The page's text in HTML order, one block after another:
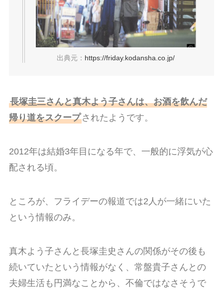
出典元： https://friday.kodansha.co.jp/
長塚圭三さんと真木よう子さんは、お酒を飲んだ
帰り道をスクープされたようです。
2012年は結婚3年目になる年で、一般的に浮気が心
配される頃。
ところが、フライデーの報道では2人が一緒にいた
という情報のみ。
真木よう子さんと長塚圭史さんの関係がその後も
続いていたという情報がなく、常盤貴子さんとの
夫婦生活も円満なことから、不倫ではなさそうで